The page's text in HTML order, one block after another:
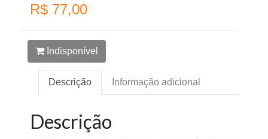
R$ 77,00
Indisponível
Descrição Informação adicional
Descrição